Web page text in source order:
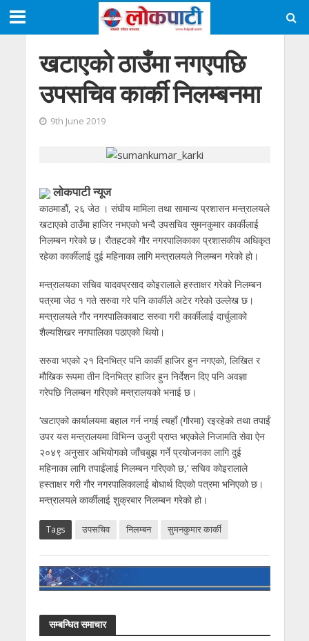
खटाएको ठाउँमा नगएपछि
उपसचिव कार्की निलम्बनमा
9th June 2019
लाेकपाटी न्यूज
काठमाडौं, २६ जेठ । संघीय मामिला तथा सामान्य प्रशासन मन्त्रालयले
खटाएको ठाउँमा हाजिर नभएको भन्दै उपसचिव सुमनकुमार कार्कीलाई
निलम्बन गरेको छ। रौतहटको गौर नगरपालिकाका प्रशासकीय अधिकृत
रहेका कार्कीलाई दुई महिनाका लागि मन्त्रालयले निलम्बन गरेको हो।
मन्त्रालयका सचिव यादवप्रसाद कोइरालाले हस्ताक्षर गरेको निलम्बन
पत्रमा जेठ १ गते सरुवा गरे पनि कार्कीले अटेर गरेको उल्लेख छ।
मन्त्रालयले गौर नगरपालिकाबाट सरुवा गरी कार्कीलाई दार्चुलाको
शैल्यशिखर नगपालिका पठाएको थियो।
सरुवा भएको २१ दिनभित्र पनि कार्की हाजिर हुन नगएको, लिखित र
मौखिक रूपमा तीन दिनभित्र हाजिर हुन निर्देशन दिए पनि अवज्ञा
गरेपछि निलम्बन गरिएको मन्त्रालयको भनाई छ।
‘खटाएको कार्यालयमा बहाल गर्न नगई त्यहाँ (गौरमा) रइरहेको तथा तपाईं
उपर यस मन्त्रालयमा विभिन्न उजुरी प्राप्त भएकोले निजामति सेवा ऐन
२०४९ अनुसार अभियोगको जाँचबुझ गर्ने प्रयोजनका लागि दुई
महिनाका लागि तपाईंलाई निलम्बन गरिएको छ,’ सचिव कोइरालाले
हस्ताक्षर गरी गौर नगरपालिकालाई बोधार्थ दिएको पत्रमा भनिएको छ।
मन्त्रालयले कार्कीलाई शुक्रबार निलम्बन गरेको हो।
Tags उपसचिव निलम्बन सुमनकुमार कार्की
सम्बन्धित समाचार